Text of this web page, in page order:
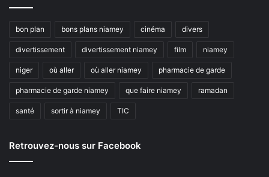
bon plan bons plans niamey cinéma divers
divertissement divertissement niamey film niamey
niger où aller où aller niamey pharmacie de garde
pharmacie de garde niamey que faire niamey ramadan
santé sortir à niamey TIC
Retrouvez-nous sur Facebook